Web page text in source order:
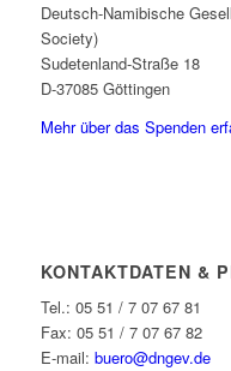
Deutsch-Namibische
Society)
Sudetenland-Straße 18
D-37085 Göttingen
Mehr über das Spenden
KONTAKTDATEN &
Tel.: 05 51 / 7 07 67 81
Fax: 05 51 / 7 07 67 82
E-mail: buero@dngev.de